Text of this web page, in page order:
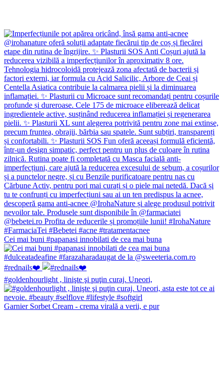
Cei mai buni #papanasi innobilati de cea mai buna
#rednails❤️
#goldenhourlight , linişte şi puţin curaj. Uneori,
Garnier Sorbet Cream - crema virală a verii, e pur